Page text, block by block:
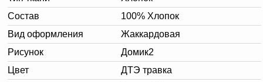
Состав
100% Хлопок
Вид оформления
Жаккардовая
Рисунок
Домик2
Цвет
ДТЭ травка